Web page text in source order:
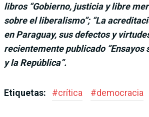
libros “Gobierno, justicia y libre
sobre el libera­lismo”; “La
en Paraguay, sus defectos y
reciente­mente publicado “Ensa­yos
y la República”.
Etiquetas: #crítica #democracia